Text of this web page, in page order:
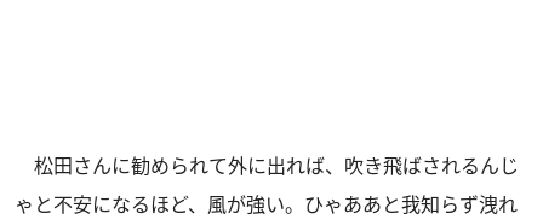
松田さんに勧められて外に出れば、吹き飛ばされるんじ
ゃと不安になるほど、風が強い。ひゃああと我知らず洩れ